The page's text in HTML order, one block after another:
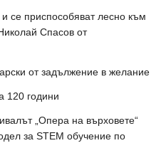
се приспособяват лесно към
Спасов от
от задължение в желание
120 години
„Опера на върховете“
за STEM обучение по